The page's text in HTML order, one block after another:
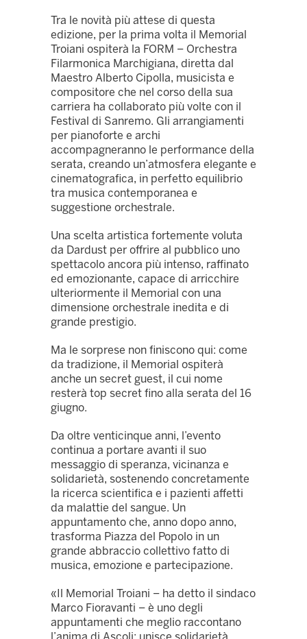
Tra le novità più attese di questa
edizione, per la prima volta il Memorial
Troiani ospiterà la FORM – Orchestra
Filarmonica Marchigiana, diretta dal
Maestro Alberto Cipolla, musicista e
compositore che nel corso della sua
carriera ha collaborato più volte con il
Festival di Sanremo. Gli arrangiamenti
per pianoforte e archi
accompagneranno le performance della
serata, creando un’atmosfera elegante e
cinematografica, in perfetto equilibrio
tra musica contemporanea e
suggestione orchestrale.
Una scelta artistica fortemente voluta
da Dardust per offrire al pubblico uno
spettacolo ancora più intenso, raffinato
ed emozionante, capace di arricchire
ulteriormente il Memorial con una
dimensione orchestrale inedita e di
grande prestigio.
Ma le sorprese non finiscono qui: come
da tradizione, il Memorial ospiterà
anche un secret guest, il cui nome
resterà top secret fino alla serata del 16
giugno.
Da oltre venticinque anni, l’evento
continua a portare avanti il suo
messaggio di speranza, vicinanza e
solidarietà, sostenendo concretamente
la ricerca scientifica e i pazienti affetti
da malattie del sangue. Un
appuntamento che, anno dopo anno,
trasforma Piazza del Popolo in un
grande abbraccio collettivo fatto di
musica, emozione e partecipazione.
«Il Memorial Troiani – ha detto il sindaco
Marco Fioravanti – è uno degli
appuntamenti che meglio raccontano